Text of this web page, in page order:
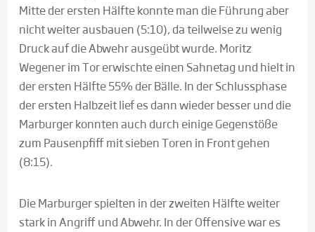
Mitte der ersten Hälfte konnte man die Führung aber
nicht weiter ausbauen (5:10), da teilweise zu wenig
Druck auf die Abwehr ausgeübt wurde. Moritz
Wegener im Tor erwischte einen Sahnetag und hielt in
der ersten Hälfte 55% der Bälle. In der Schlussphase
der ersten Halbzeit lief es dann wieder besser und die
Marburger konnten auch durch einige Gegenstöße
zum Pausenpfiff mit sieben Toren in Front gehen
(8:15).
Die Marburger spielten in der zweiten Hälfte weiter
stark in Angriff und Abwehr. In der Offensive war es